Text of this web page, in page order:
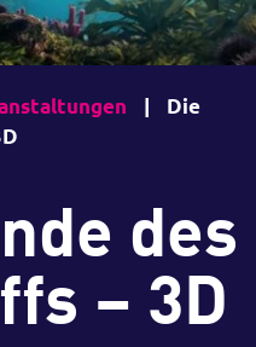
|
Die
des
– 3D